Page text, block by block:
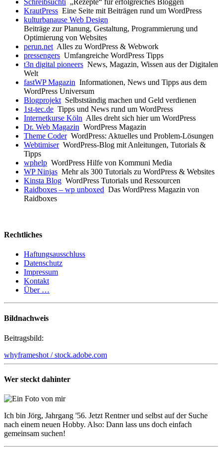
KrautPress Eine Seite mit Beiträgen rund um WordPress
kulturbanause Web Design
Beiträge zur Planung, Gestaltung, Programmierung und
Optimierung von Websites
perun.net Alles zu WordPress & Webwork
pressengers Umfangreiche WordPress Tipps
t3n digital pioneers News, Magazin, Wissen aus der Digitalen
Welt
fastWP Magazin Informationen, News und Tipps aus dem
WordPress Universum
Blogprojekt Selbstständig machen und Geld verdienen
1st-tec.de Tipps und News rund um WordPress
Internetkurse Köln Alles dreht sich hier um WordPress
Dr. Web Magazin WordPress Magazin
Theme CoderWordPress: Aktuelles und Problem-Lösungen
WebtimiserWordPress-Blog mit Anleitungen, Tutorials &
Tipps
wphelp WordPress Hilfe von Kommuni Media
WP Ninjas Mehr als 300 Tutorials zu WordPress & Websites
Kinsta Blog WordPress Tutorials und Ressourcen
Raidboxes – wp unboxed Das WordPress Magazin von
Raidboxes
Rechtliches
Haftungsausschluss
Datenschutz
Impressum
Kontakt
Über …
Bildnachweis
Beitragsbild:
whyframeshot / stock.adobe.com
Wer steckt dahinter
Ich bin Jörg, Jahrgang '56. Jetzt Rentner und selbst auf der Suche
nach einem neuen Hobby. Also: Dann lass uns doch einfach
gemeinsam suchen!